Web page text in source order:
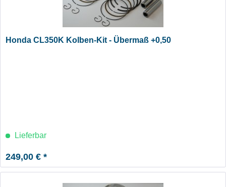
Honda CL350K Kolben-Kit - Übermaß +0,50
Lieferbar
249,00 € *